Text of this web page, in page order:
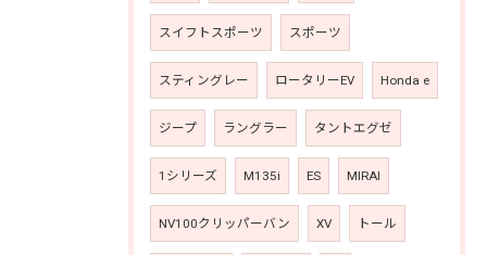
スイフトスポーツ スポーツ
スティングレー ロータリーEV Honda e
ジープ ラングラー タントエグゼ
1シリーズ M135i ES MIRAI
NV100クリッパーバン XV トール